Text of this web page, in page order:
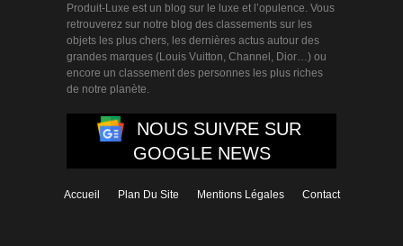
Produit-Luxe est un blog sur le luxe et l’opulence. Vous
retrouverez sur notre blog des classements sur les
objets les plus chers, les dernières actus autour des
grandes marques (Louis Vuitton, Channel, Dior…) ou
encore un classement des personnes les plus riches
de notre planète.
NOUS SUIVRE SUR
GOOGLE NEWS
Accueil Plan Du Site Mentions Légales Contact